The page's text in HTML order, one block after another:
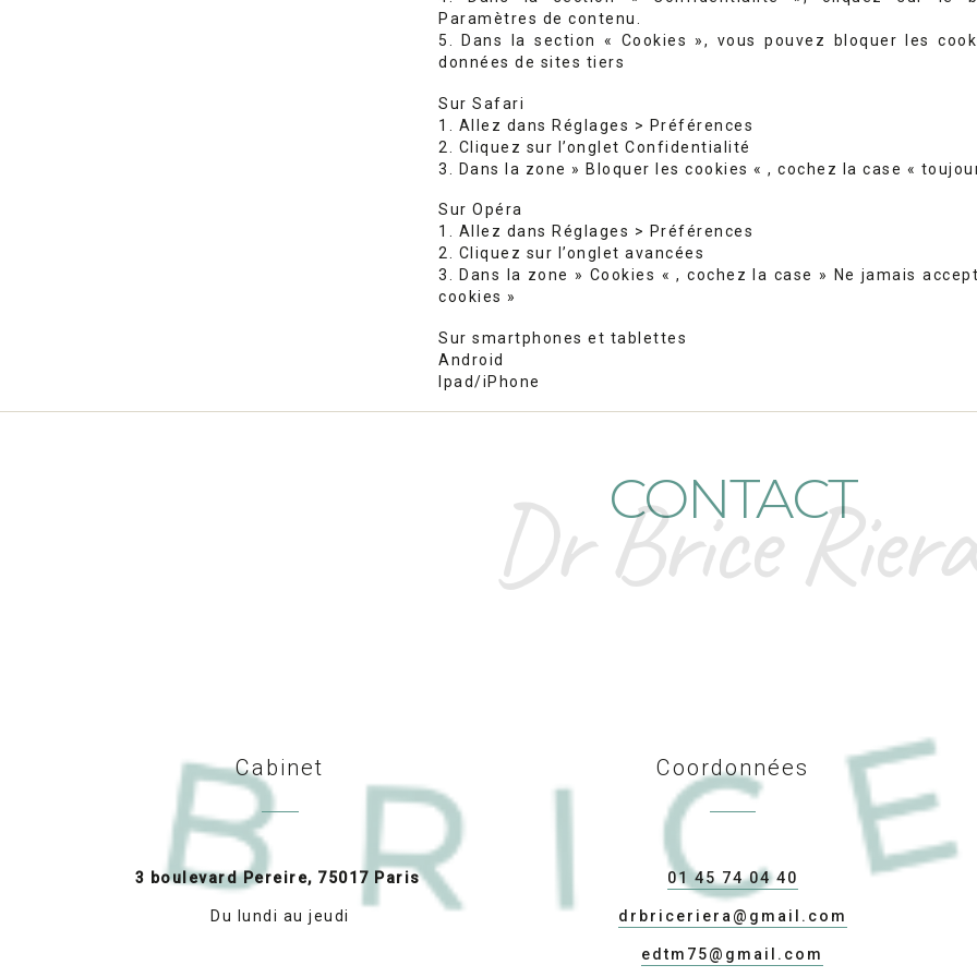
Paramètres de contenu.
5. Dans la section « Cookies », vous pouvez bloquer les
données de sites tiers
Sur Safari
1. Allez dans Réglages > Préférences
2. Cliquez sur l’onglet Confidentialité
3. Dans la zone » Bloquer les cookies « , cochez la case «
Sur Opéra
1. Allez dans Réglages > Préférences
2. Cliquez sur l’onglet avancées
3. Dans la zone » Cookies « , cochez la case » Ne jamais
cookies »
Sur smartphones et tablettes
Android
Ipad/iPhone
CONTACT
Dr Brice Riera
Cabinet
3 boulevard Pereire, 75017 Paris
Du lundi au jeudi
Coordonnées
01 45 74 04 40
drbriceriera@gmail.com
edtm75@gmail.com